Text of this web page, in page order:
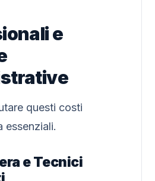
e
questi costi
essenziali.
e Tecnici